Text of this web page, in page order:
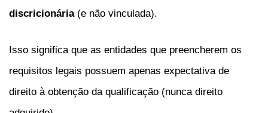
discricionária(e não vinculada).
Isso significa que as entidades que preencherem os
requisitos legais possuem apenas expectativa de
direito à obtenção da qualificação (nunca direito